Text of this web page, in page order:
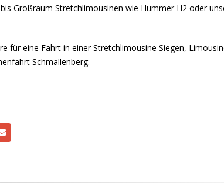
Großraum Stretchlimousinen wie Hummer H2 oder
für eine Fahrt in einer Stretchlimousine Siegen,
Schmallenberg.